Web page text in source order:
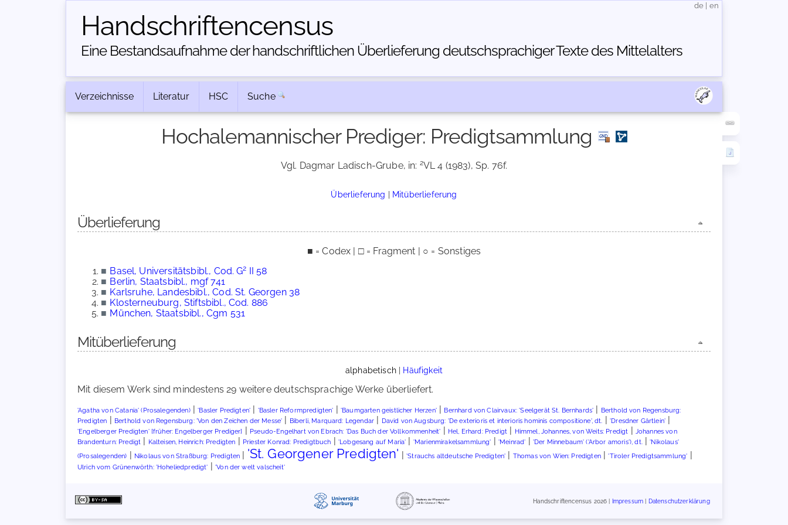
Handschriften­census
Eine Bestandsaufnahme der handschriftlichen Über­lieferung deutschsprachiger Texte des Mittelalters
de en
Verzeichnisse Literatur HSC Suche
Hochalemannischer Prediger: Predigtsammlung
Vgl. Dagmar Ladisch-Grube, in: 2VL 4 (1983), Sp. 76f.
Überlieferung | Mitüberlieferung
Überlieferung
■ = Codex | □ = Fragment | ○ = Sonstiges
■ Basel, Universitätsbibl., Cod. G2 II 58
■ Berlin, Staatsbibl., mgf 741
■ Karlsruhe, Landesbibl., Cod. St. Georgen 38
■ Klosterneuburg, Stiftsbibl., Cod. 886
■ München, Staatsbibl., Cgm 531
Mitüberlieferung
alphabetisch| Häufigkeit
Mit diesem Werk sind mindestens 29 weitere deutschsprachige Werke überliefert.
'Agatha von Catania' (Prosalegenden)|'Basler Predigten' | 'Basler Reformpredigten' | 'Baumgarten geistlicher Herzen'| Bernhard von Clairvaux: 'Seelgerät St. Bernhards' | Berthold von Regensburg:
Predigten | Berthold von Regensburg: 'Von den Zeichen der Messe' | Biberli, Marquard: Legendar | David von Augsburg: 'De exterioris et interioris hominis compositione', dt. |'Dresdner Gärtlein' |
'Engelberger Predigten' [früher: Engelberger Prediger] | Pseudo-Engelhart von Ebrach: 'Das Buch der Vollkommenheit' | Hel, Erhard: Predigt | Himmel, Johannes, von Weits: Predigt | Johannes von
Brandenturn: Predigt | Kalteisen, Heinrich: Predigten | Priester Konrad: Predigtbuch | 'Lobgesang auf Maria' | 'Marienmirakelsammlung' | 'Meinrad' | 'Der Minnebaum' ('Arbor amoris'), dt.|'Nikolaus'
(Prosalegenden) | Nikolaus von Straßburg: Predigten | 'St. Georgener Predigten' |'Strauchs altdeutsche Predigten' | Thomas von Wien: Predigten|'Tiroler Predigtsammlung' |
Ulrich vom Grünenwörth: 'Hoheliedpredigt' |'Von der welt valscheit'
Handschriftencensus 2026 | Impressum Datenschutzerklärung